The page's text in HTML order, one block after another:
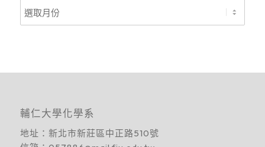
輔仁大學化學系
地址： 新北市新莊區中正路510號